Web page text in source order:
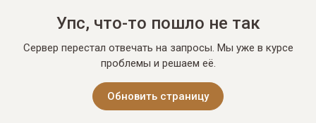
Упс, что-то пошло не так
Сервер перестал отвечать на запросы. Мы уже в курсе
проблемы и решаем её.
Обновить страницу